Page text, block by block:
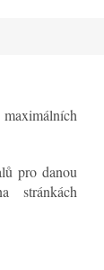
pro danou
stránkách